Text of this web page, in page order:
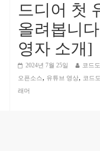
드디어 첫
올려봅니
영자 소개]
2024년 7월 25일 코드
오픈소스, 유튜브 영상, 코드
래머